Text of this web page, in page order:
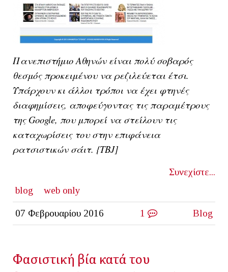
Πανεπιστήμιο Αθηνών είναι πολύ σοβαρός
θεσμός προκειμένου να ρεζιλεύεται έτσι.
Υπάρχουν κι άλλοι τρόποι να έχει φτηνές
διαφημίσεις, αποφεύγοντας τις παραμέτρους
της Google, που μπορεί να στείλουν τις
καταχωρίσεις του στην επιφάνεια
ρατσιστικών σάιτ. {ΤΒJ]
Συνεχίστε...
blog
web only
07 Φεβρουαρίου 2016 1 Blog
Φασιστική βία κατά του